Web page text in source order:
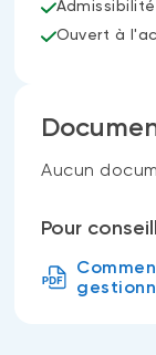
Admissibilité
Ouvert à
Aucun
Pour